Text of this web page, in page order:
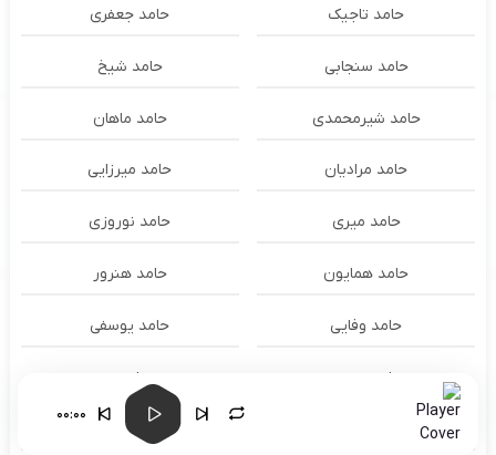
حامد تاجیک حامد جعفری
حامد سنجابی حامد شیخ
حامد شیرمحمدی حامد ماهان
حامد مرادیان حامد میرزایی
حامد میری حامد نوروزی
حامد همایون حامد هنرور
حامد وفایی حامد یوسفی
حامدنعمتی حامیم
حجت اشرف زاده
00:00